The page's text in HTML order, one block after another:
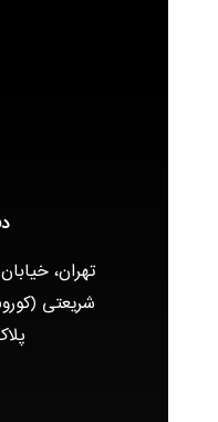
تهران،
شریعتی
پلاک۲۳،